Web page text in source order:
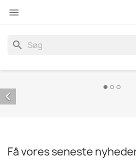

search

Få vores seneste